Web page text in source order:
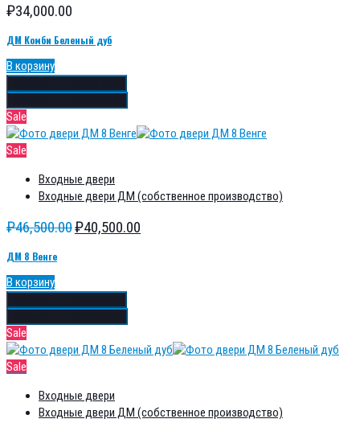
₽34,000.00
ДМ Комби Беленый дуб
В корзину
Sale
Sale
Входные двери
Входные двери ДМ (собственное производство)
₽46,500.00₽40,500.00
ДМ 8 Венге
В корзину
Sale
Sale
Входные двери
Входные двери ДМ (собственное производство)